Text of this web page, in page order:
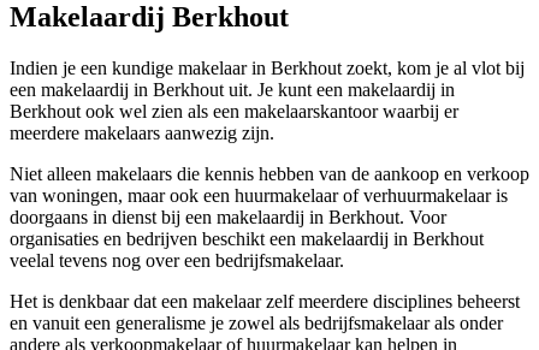
Makelaardij Berkhout
Indien je een kundige makelaar in Berkhout zoekt, kom je al vlot bij
een makelaardij in Berkhout uit. Je kunt een makelaardij in
Berkhout ook wel zien als een makelaarskantoor waarbij er
meerdere makelaars aanwezig zijn.
Niet alleen makelaars die kennis hebben van de aankoop en verkoop
van woningen, maar ook een huurmakelaar of verhuurmakelaar is
doorgaans in dienst bij een makelaardij in Berkhout. Voor
organisaties en bedrijven beschikt een makelaardij in Berkhout
veelal tevens nog over een bedrijfsmakelaar.
Het is denkbaar dat een makelaar zelf meerdere disciplines beheerst
en vanuit een generalisme je zowel als bedrijfsmakelaar als onder
andere als verkoopmakelaar of huurmakelaar kan helpen in